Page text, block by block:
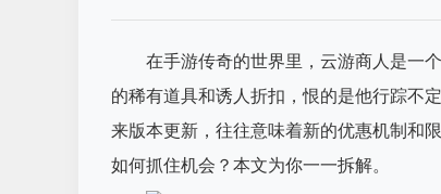
在手游传奇的世界里，云游商人是一
的稀有道具和诱人折扣，恨的是他行踪不
来版本更新，往往意味着新的优惠机制和
如何抓住机会？本文为你一一拆解。